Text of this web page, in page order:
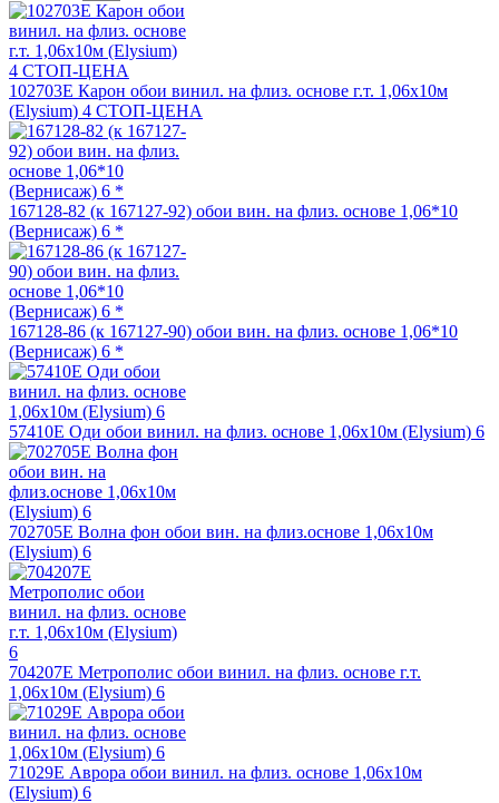
102703E Карон обои винил. на флиз. основе г.т. 1,06х10м
(Elysium) 4 СТОП-ЦЕНА
167128-82 (к 167127-92) обои вин. на флиз. основе 1,06*10
(Вернисаж) 6 *
167128-86 (к 167127-90) обои вин. на флиз. основе 1,06*10
(Вернисаж) 6 *
57410E Оди обои винил. на флиз. основе 1,06х10м (Elysium) 6
702705E Волна фон обои вин. на флиз.основе 1,06х10м
(Elysium) 6
704207Е Метрополис обои винил. на флиз. основе г.т.
1,06х10м (Elysium) 6
71029Е Аврора обои винил. на флиз. основе 1,06х10м
(Elysium) 6